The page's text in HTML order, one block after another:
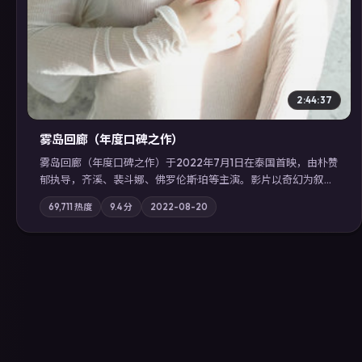
2:44:37
雾岛回廊（年度口碑之作）
雾岛回廊（年度口碑之作）于2022年7月1日在泰国首映，由朴赞
郁执导，齐溪、裴斗娜、佛罗伦斯·珀等主演。影片以奇幻为叙事
主轴，边境小镇的平静被一封匿名信彻底打破；摄影与配乐强化
地域气质；站内亦可通过「国产免费观看高清电视剧在线看」延
展检索同类型高分佳作，畅享高清在线追剧体验。
69,711 热度 9.4分 2022-08-20